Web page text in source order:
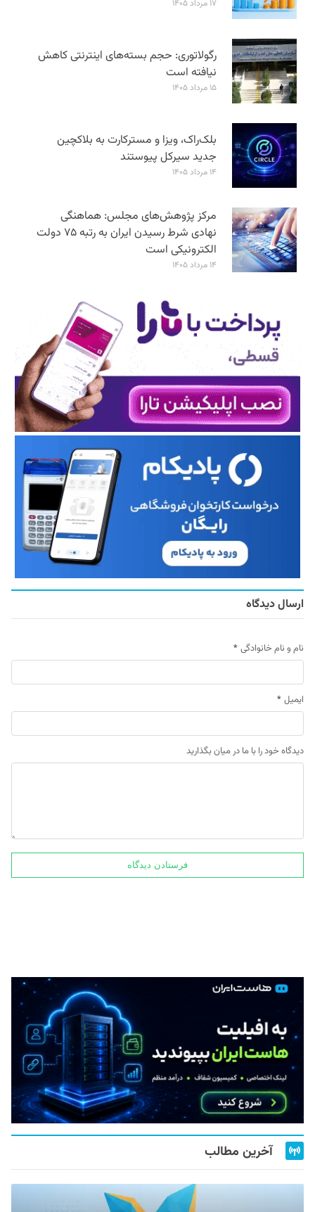
۱۷ مرداد ۱۴۰۵
رگولاتوری: حجم بسته‌های اینترنتی کاهش
نیافته است
۱۵ مرداد ۱۴۰۵
بلک‌راک، ویزا و مسترکارت به بلاکچین
جدید سیرکل پیوستند
۱۴ مرداد ۱۴۰۵
مرکز پژوهش‌های مجلس: هماهنگی
نهادی شرط رسیدن ایران به رتبه ۷۵ دولت
الکترونیکی است
۱۴ مرداد ۱۴۰۵
ارسال دیدگاه
نام و نام خانوادگی *
ایمیل *
دیدگاه خود را با ما در میان بگذارید
آخرین مطالب